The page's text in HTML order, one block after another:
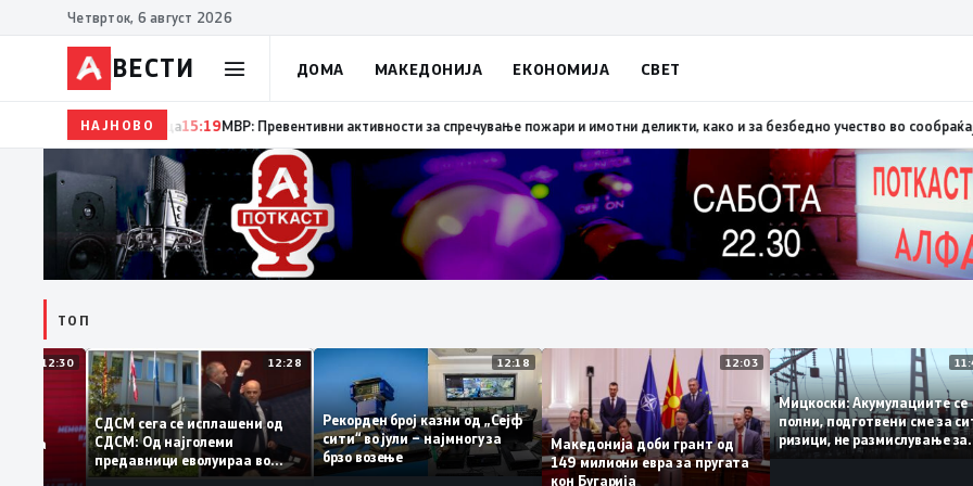
Четврток, 6 август 2026
ВЕСТИ ДОМА МАКЕДОНИЈА ЕКОНОМИЈА СВЕТ
НАЈНОВО
15:20 Десет години од катастрофалните поплави во Скопско: Во невремето загинаа 22 лица 15:19МВР: Превентивни
ТОП
12:30
на
12:28
СДСМ сега се исплашени од
СДСМ: Од најголеми
предавници еволуираа во
најголеми патриоти
12:18
Рекорден број казни од „Сејф
сити“ во јули – најмногу за
брзо возење
12:03
Македонија доби грант од
149 милиони евра за пругата
кон Бугарија
Мицкоски:
полни, подготвени сме
ризици, не
поскапување на струјата